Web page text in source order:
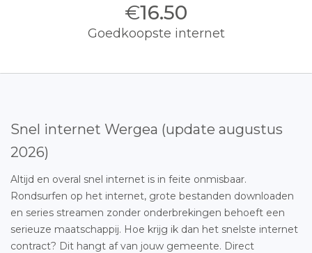
€16.50
Goedkoopste internet
Snel internet Wergea (update augustus
2026)
Altijd en overal snel internet is in feite onmisbaar.
Rondsurfen op het internet, grote bestanden downloaden
en series streamen zonder onderbrekingen behoeft een
serieuze maatschappij. Hoe krijg ik dan het snelste internet
contract? Dit hangt af van jouw gemeente. Direct